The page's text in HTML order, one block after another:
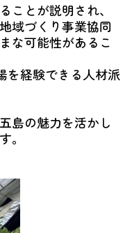
ことが説明され、
域づくり事業協同
な可能性があるこ
を経験できる人材派
島の魅力を活かし
。